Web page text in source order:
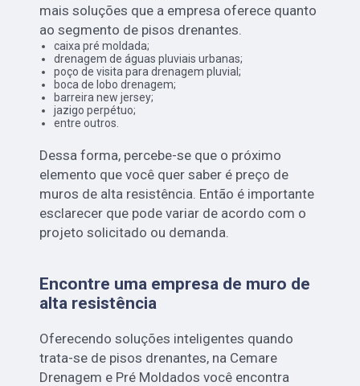
mais soluções que a empresa oferece quanto
ao segmento de pisos drenantes.
caixa pré moldada;
drenagem de águas pluviais urbanas;
poço de visita para drenagem pluvial;
boca de lobo drenagem;
barreira new jersey;
jazigo perpétuo;
entre outros.
Dessa forma, percebe-se que o próximo
elemento que você quer saber é preço de
muros de alta resistência. Então é importante
esclarecer que pode variar de acordo com o
projeto solicitado ou demanda.
Encontre uma empresa de muro de
alta resistência
Oferecendo soluções inteligentes quando
trata-se de pisos drenantes, na Cemare
Drenagem e Pré Moldados você encontra